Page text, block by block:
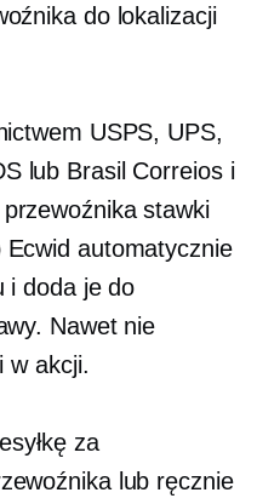
do lokalizacji
USPS, UPS,
lub Brasil Correios i
stawki
automatycznie
i doda je do
Nawet nie
w akcji.
za
lub ręcznie